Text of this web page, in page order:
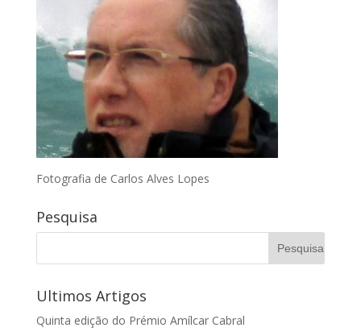
Fotografia de Carlos Alves Lopes
Pesquisa
Ultimos Artigos
Quinta edição do Prémio Amílcar Cabral